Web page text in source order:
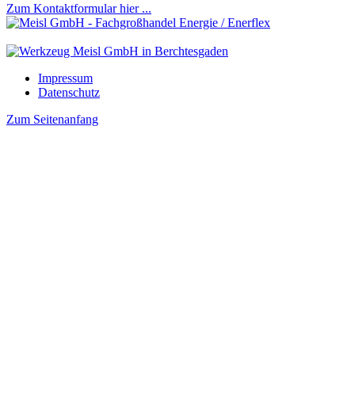
Zum Kontaktformular hier ...
Impressum
Datenschutz
Zum Seitenanfang